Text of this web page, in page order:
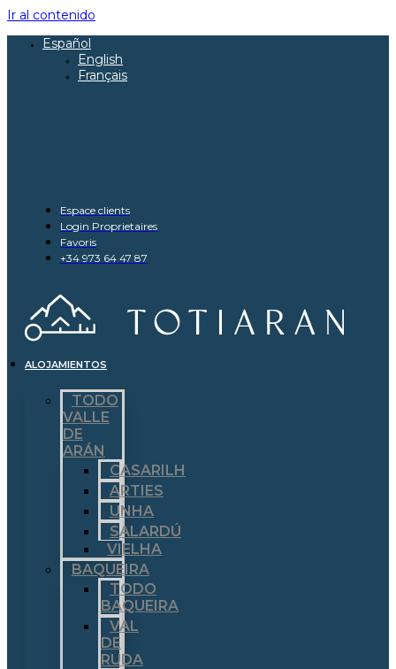
Ir al contenido
Español
English
Français
Espace clients
Login Proprietaires
Favoris
+34 973 64 47 87
ALOJAMIENTOS
TODO
VALLE
DE
ARÁN
CASARILH
ARTIES
UNHA
SALARDÚ
VIELHA
BAQUEIRA
TODO
BAQUEIRA
VAL
DE
RUDA